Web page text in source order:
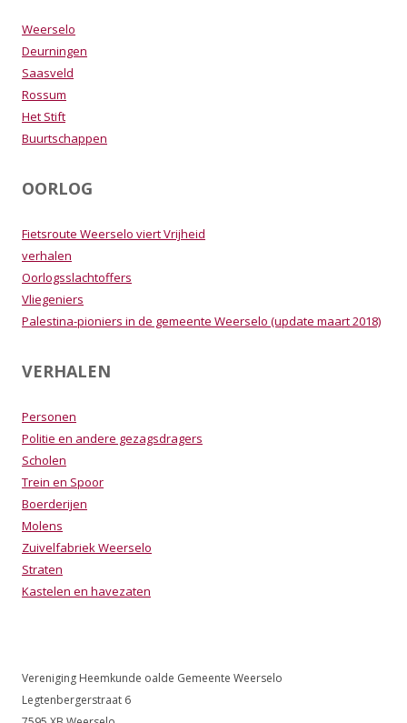
Weerselo
Deurningen
Saasveld
Rossum
Het Stift
Buurtschappen
OORLOG
Fietsroute Weerselo viert Vrijheid
verhalen
Oorlogsslachtoffers
Vliegeniers
Palestina-pioniers in de gemeente Weerselo (update maart 2018)
VERHALEN
Personen
Politie en andere gezagsdragers
Scholen
Trein en Spoor
Boerderijen
Molens
Zuivelfabriek Weerselo
Straten
Kastelen en havezaten
Vereniging Heemkunde oalde Gemeente Weerselo
Legtenbergerstraat 6